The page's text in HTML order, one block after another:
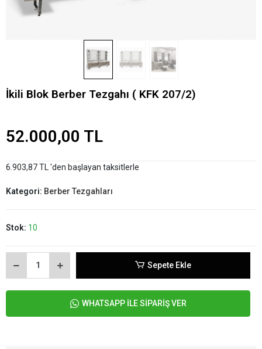
İkili Blok Berber Tezgahı ( KFK 207/2)
52.000,00 TL
6.903,87 TL 'den başlayan taksitlerle
Kategori: Berber Tezgahları
Stok: 10
Sepete Ekle
WHATSAPP İLE SİPARİŞ VER